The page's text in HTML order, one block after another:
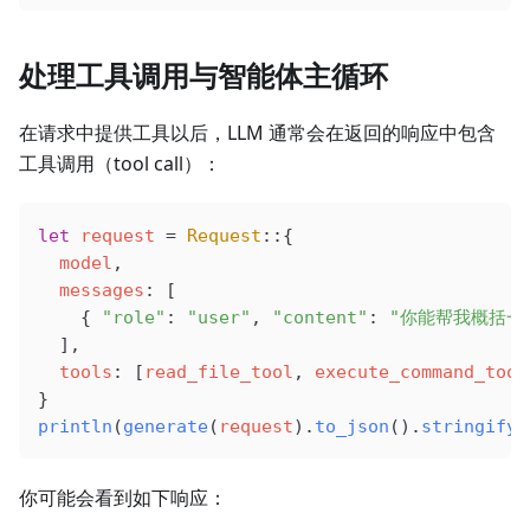
处理工具调用与智能体主循环
在请求中提供工具以后，LLM 通常会在返回的响应中包含
工具调用（tool call）：
let request = Request ::{
  model
,
  messages
: [
    {
"role" : "user" , "content" :
"你能帮我概括
  ],
  tools
: [ read_file_tool , execute_command_tool
}
println (generate( request). to_json (). stringify
你可能会看到如下响应：